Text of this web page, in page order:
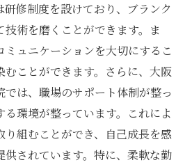
修制度を設けており、ブランク
術を磨くことができます。ま
ュニケーションを大切にするこ
むことができます。さらに、大阪
は、職場のサポート体制が整っ
環境が整っています。これによ
り組むことができ、自己成長を感
供されています。特に、柔軟な勤